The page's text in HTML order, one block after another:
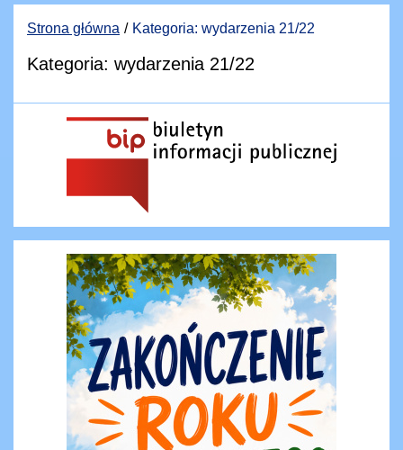
Strona główna Kategoria: wydarzenia 21/22
Kategoria: wydarzenia 21/22